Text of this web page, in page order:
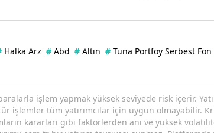
Halka Arz # Abd # Altın # Tuna Portföy Serbest Fon
işlem yapmak yüksek seviyede risk içerir.
işlemler tüm yatırımcılar için uygun olmayabilir.
kararları gibi faktörlerden ani ve yüksek